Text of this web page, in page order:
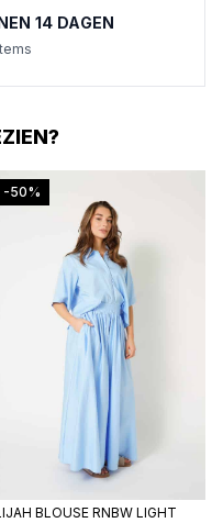
14 DAGEN
-50%
BLOUSE RNBW LIGHT